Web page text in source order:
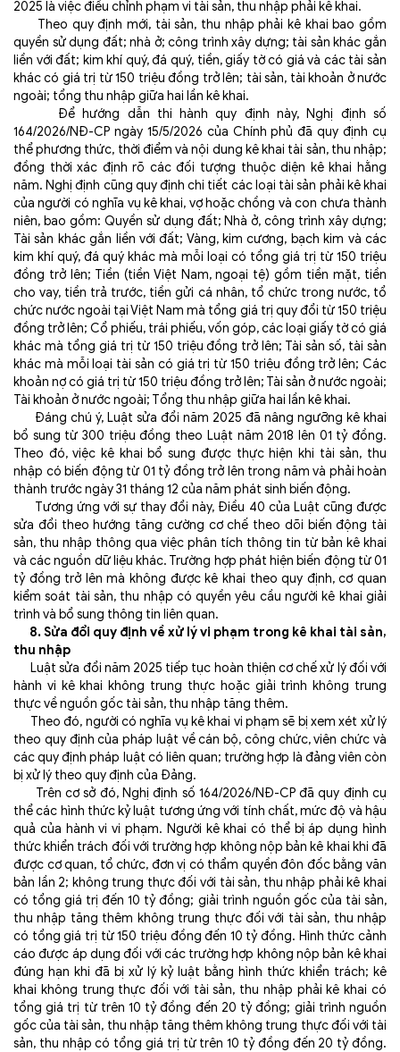
2025 là việc điều chỉnh phạm vi tài sản, thu nhập phải kê khai.
Theo quy định mới, tài sản, thu nhập phải kê khai bao gồm
quyền sử dụng đất; nhà ở; công trình xây dựng; tài sản khác gắn
liền với đất; kim khí quý, đá quý, tiền, giấy tờ có giá và các tài sản
khác có giá trị từ 150 triệu đồng trở lên; tài sản, tài khoản ở nước
ngoài; tổng thu nhập giữa hai lần kê khai.
Để hướng dẫn thi hành quy định này, Nghị định số
164/2026/NĐ-CP ngày 15/5/2026 của Chính phủ đã quy định cụ
thể phương thức, thời điểm và nội dung kê khai tài sản, thu nhập;
đồng thời xác định rõ các đối tượng thuộc diện kê khai hằng
năm. Nghị định cũng quy định chi tiết các loại tài sản phải kê khai
của người có nghĩa vụ kê khai, vợ hoặc chồng và con chưa thành
niên, bao gồm: Quyền sử dụng đất; Nhà ở, công trình xây dựng;
Tài sản khác gắn liền với đất; Vàng, kim cương, bạch kim và các
kim khí quý, đá quý khác mà mỗi loại có tổng giá trị từ 150 triệu
đồng trở lên; Tiền (tiền Việt Nam, ngoại tệ) gồm tiền mặt, tiền
cho vay, tiền trả trước, tiền gửi cá nhân, tổ chức trong nước, tổ
chức nước ngoài tại Việt Nam mà tổng giá trị quy đổi từ 150 triệu
đồng trở lên; Cổ phiếu, trái phiếu, vốn góp, các loại giấy tờ có giá
khác mà tổng giá trị từ 150 triệu đồng trở lên; Tài sản số, tài sản
khác mà mỗi loại tài sản có giá trị từ 150 triệu đồng trở lên; Các
khoản nợ có giá trị từ 150 triệu đồng trở lên; Tài sản ở nước ngoài;
Tài khoản ở nước ngoài; Tổng thu nhập giữa hai lần kê khai.
Đáng chú ý, Luật sửa đổi năm 2025 đã nâng ngưỡng kê khai
bổ sung từ 300 triệu đồng theo Luật năm 2018 lên 01 tỷ đồng.
Theo đó, việc kê khai bổ sung được thực hiện khi tài sản, thu
nhập có biến động từ 01 tỷ đồng trở lên trong năm và phải hoàn
thành trước ngày 31 tháng 12 của năm phát sinh biến động.
Tương ứng với sự thay đổi này, Điều 40 của Luật cũng được
sửa đổi theo hướng tăng cường cơ chế theo dõi biến động tài
sản, thu nhập thông qua việc phân tích thông tin từ bản kê khai
và các nguồn dữ liệu khác. Trường hợp phát hiện biến động từ 01
tỷ đồng trở lên mà không được kê khai theo quy định, cơ quan
kiểm soát tài sản, thu nhập có quyền yêu cầu người kê khai giải
trình và bổ sung thông tin liên quan.
8. Sửa đổi quy định về xử lý vi phạm trong kê khai tài sản,
thu nhập
Luật sửa đổi năm 2025 tiếp tục hoàn thiện cơ chế xử lý đối với
hành vi kê khai không trung thực hoặc giải trình không trung
thực về nguồn gốc tài sản, thu nhập tăng thêm.
Theo đó, người có nghĩa vụ kê khai vi phạm sẽ bị xem xét xử lý
theo quy định của pháp luật về cán bộ, công chức, viên chức và
các quy định pháp luật có liên quan; trường hợp là đảng viên còn
bị xử lý theo quy định của Đảng.
Trên cơ sở đó, Nghị định số 164/2026/NĐ-CP đã quy định cụ
thể các hình thức kỷ luật tương ứng với tính chất, mức độ và hậu
quả của hành vi vi phạm. Người kê khai có thể bị áp dụng hình
thức khiển trách đối với trường hợp không nộp bản kê khai khi đã
được cơ quan, tổ chức, đơn vị có thẩm quyền đôn đốc bằng văn
bản lần 2; không trung thực đối với tài sản, thu nhập phải kê khai
có tổng giá trị đến 10 tỷ đồng; giải trình nguồn gốc của tài sản,
thu nhập tăng thêm không trung thực đối với tài sản, thu nhập
có tổng giá trị từ 150 triệu đồng đến 10 tỷ đồng. Hình thức cảnh
cáo được áp dụng đối với các trường hợp không nộp bản kê khai
đúng hạn khi đã bị xử lý kỷ luật bằng hình thức khiển trách; kê
khai không trung thực đối với tài sản, thu nhập phải kê khai có
tổng giá trị từ trên 10 tỷ đồng đến 20 tỷ đồng; giải trình nguồn
gốc của tài sản, thu nhập tăng thêm không trung thực đối với tài
sản, thu nhập có tổng giá trị từ trên 10 tỷ đồng đến 20 tỷ đồng.